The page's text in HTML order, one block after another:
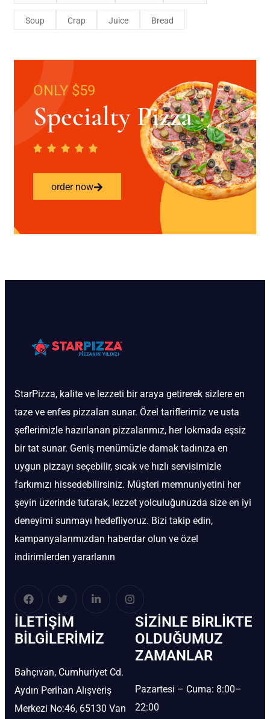
Soup Crap Juice Bread
ONLY $59
Specialty Pizza
order now
StarPizza, kalite ve lezzeti bir araya getirerek sizlere en
taze ve enfes pizzaları sunar. Özel tariflerimiz ve usta
şeflerimizle hazırlanan pizzalarımız, her lokmada eşsiz
bir tat sunar. Geniş menümüzle damak tadınıza en
uygun pizzayı seçebilir, sıcak ve hızlı servisimizle
farkımızı hissedebilirsiniz. Müşteri memnuniyetini her
şeyin üzerinde tutarak, lezzet yolculuğunuzda size en iyi
deneyimi sunmayı hedefliyoruz. Bizi takip edin,
kampanyalarımızdan haberdar olun ve özel
indirimlerden yararlanın
İLETIŞIM
BİLGILERIMIZ
Bahçıvan, Cumhuriyet Cd.
Aydın Perihan Alışveriş
Merkezi No:46, 65130 Van
SIZINLE BIRLIKTE
OLDUĞUMUZ
ZAMANLAR
Pazartesi – Cuma: 8:00–
22:00